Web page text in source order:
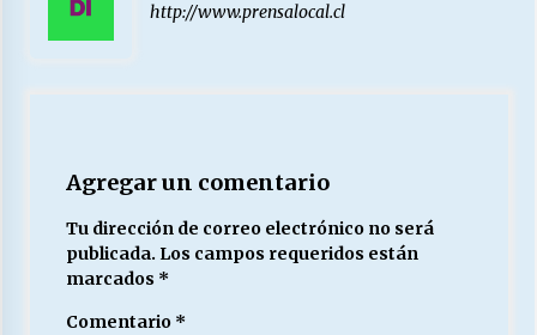
http://www.prensalocal.cl
Agregar un comentario
Tu dirección de correo electrónico no será
publicada. Los campos requeridos están
marcados *
Comentario *